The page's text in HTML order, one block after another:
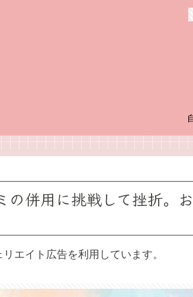
の併用に挑戦して挫折。
エイト広告を利用しています。